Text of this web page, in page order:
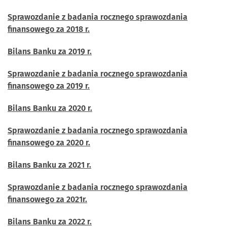
Sprawozdanie z badania rocznego sprawozdania
finansowego za 2018 r.
Bilans Banku za 2019 r.
Sprawozdanie z badania rocznego sprawozdania
finansowego za 2019 r.
Bilans Banku za 2020 r.
Sprawozdanie z badania rocznego sprawozdania
finansowego za 2020 r.
Bilans Banku za 2021 r.
Sprawozdanie z badania rocznego sprawozdania
finansowego za 2021r.
Bilans Banku za 2022 r.